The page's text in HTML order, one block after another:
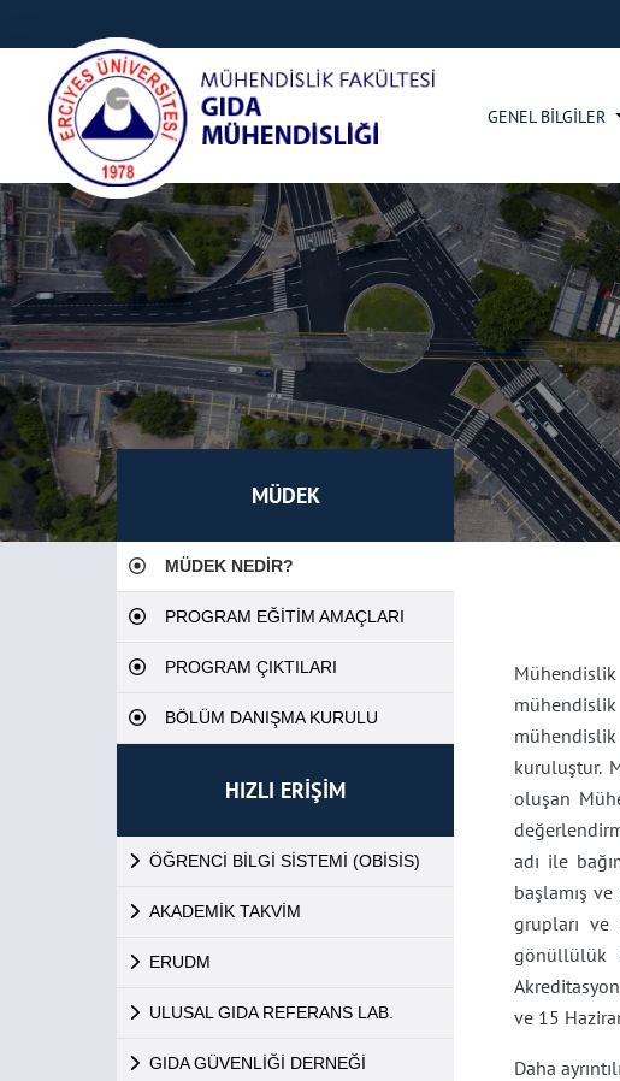
GENEL BİLGİLER
MÜDEK
MÜDEK NEDİR?
PROGRAM EĞİTİM AMAÇLARI
PROGRAM ÇIKTILARI
BÖLÜM DANIŞMA KURULU
HIZLI ERİŞİM
ÖĞRENCİ BİLGİ SİSTEMİ (OBİSİS)
AKADEMİK TAKVİM
ERUDM
ULUSAL GIDA REFERANS LAB.
GIDA GÜVENLİĞİ DERNEĞİ
kuruluştur.
oluşan
adı ile
başlamış
grupları ve
gönüllülük
ve 15
Daha